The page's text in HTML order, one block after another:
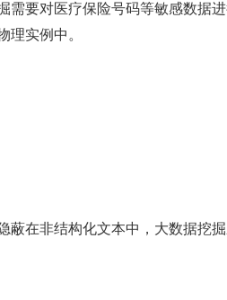
需要对医疗保险号码等敏感数据
理实例中。
蔽在非结构化文本中，大数据挖